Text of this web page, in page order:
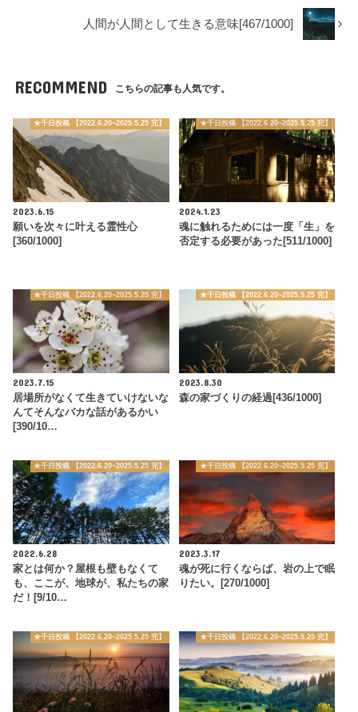
人間が人間として生きる意味[467/1000]
RECOMMEND こちらの記事も人気です。
★千日投稿 【2022.6.20~2025.5.25 完】
2023.6.15
願いを次々に叶える霊性心
[360/1000]
★千日投稿 【2022.6.20~2025.5.25 完】
2024.1.23
魂に触れるためには一度「生」を
否定する必要があった[511/1000]
★千日投稿 【2022.6.20~2025.5.25 完】
2023.7.15
居場所がなくて生きていけないな
んてそんなバカな話があるかい
[390/10…
★千日投稿 【2022.6.20~2025.5.25 完】
2023.8.30
森の家づくりの経過[436/1000]
★千日投稿 【2022.6.20~2025.5.25 完】
2022.6.28
家とは何か？屋根も壁もなくて
も、ここが、地球が、私たちの家
だ！[9/10…
★千日投稿 【2022.6.20~2025.5.25 完】
2023.3.17
魂が死に行くならば、岩の上で眠
りたい。[270/1000]
★千日投稿 【2022.6.20~2025.5.25 完】 ★千日投稿 【2022.6.20~2025.5.25 完】